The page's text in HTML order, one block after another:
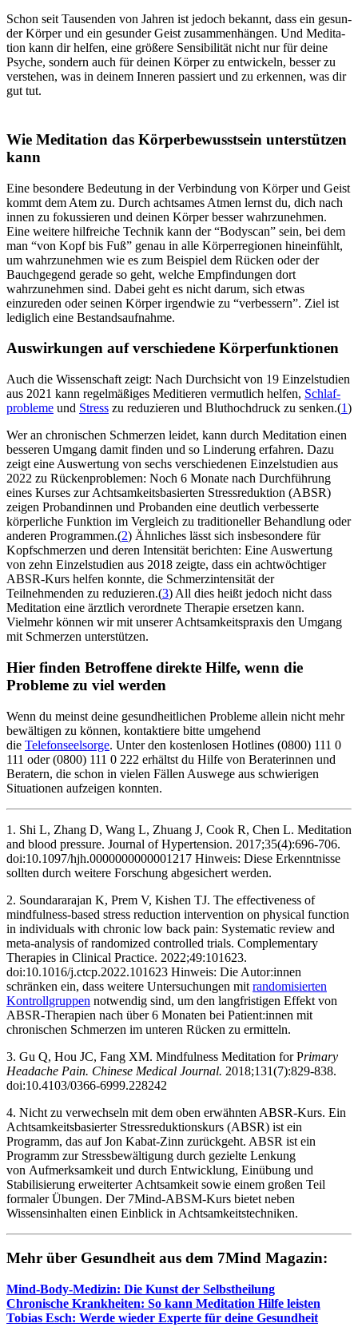
Schon seit Tau­sen­den von Jahren ist jedoch bekannt, dass ein gesun­
der Körper und ein gesun­der Geist zusam­men­hän­gen. Und Medi­ta­
tion kann dir helfen, eine grö­ßere Sen­si­bi­li­tät nicht nur für deine
Psyche, sondern auch für deinen Körper zu ent­wi­ckeln, besser zu
ver­ste­hen, was in deinem Inne­ren pas­siert und zu erken­nen, was dir
gut tut.
Wie Medi­ta­tion das Körperbewusstsein unterstützen
kann
Eine beson­dere Bedeu­tung in der Ver­bin­dung von Körper und Geist
kommt dem Atem zu. Durch acht­sa­mes Atmen lernst du, dich nach
innen zu fokus­sie­ren und deinen Körper besser wahrzunehmen.
Eine weitere hilfreiche Technik kann der “Bodyscan” sein, bei dem
man “von Kopf bis Fuß” genau in alle Körperregionen hineinfühlt,
um wahrzunehmen wie es zum Beispiel dem Rücken oder der
Bauchgegend gerade so geht, welche Empfindungen dort
wahrzunehmen sind. Dabei geht es nicht darum, sich etwas
einzureden oder seinen Körper irgendwie zu “verbessern”. Ziel ist
lediglich eine Bestandsaufnahme.
Auswirkungen auf verschiedene Körperfunktionen
Auch die Wissenschaft zeigt: Nach Durchsicht von 19 Einzelstudien
aus 2021 kann regelmäßiges Meditieren vermutlich helfen, Schlaf­
pro­ble­me und Stress zu reduzieren und Bluthochdruck zu senken.(1)
Wer an chronischen Schmerzen leidet, kann durch Meditation einen
besseren Umgang damit finden und so Linderung erfahren. Dazu
zeigt eine Auswertung von sechs verschiedenen Einzelstudien aus
2022 zu Rückenproblemen: Noch 6 Monate nach Durchführung
eines Kurses zur Achtsamkeitsbasierten Stressreduktion (ABSR)
zeigen Probandinnen und Probanden eine deutlich verbesserte
körperliche Funktion im Vergleich zu traditioneller Behandlung oder
anderen Programmen.(2) Ähnliches lässt sich insbesondere für
Kopfschmerzen und deren Intensität berichten: Eine Auswertung
von zehn Einzelstudien aus 2018 zeigte, dass ein achtwöchtiger
ABSR-Kurs helfen konnte, die Schmerzintensität der
Teilnehmenden zu reduzieren.(3) All dies heißt jedoch nicht dass
Meditation eine ärztlich verordnete Therapie ersetzen kann.
Vielmehr können wir mit unserer Achtsamkeitspraxis den Umgang
mit Schmerzen unterstützen.
Hier finden Betroffene direkte Hilfe, wenn die
Probleme zu viel werden
Wenn du meinst deine gesundheitlichen Probleme allein nicht mehr
bewältigen zu können, kontaktiere bitte umgehend
die Telefonseelsorge. Unter den kostenlosen Hotlines (0800) 111 0
111 oder (0800) 111 0 222 erhältst du Hilfe von Beraterinnen und
Beratern, die schon in vielen Fällen Auswege aus schwierigen
Situationen aufzeigen konnten.
1. Shi L, Zhang D, Wang L, Zhuang J, Cook R, Chen L. Meditation
and blood pressure. Journal of Hypertension. 2017;35(4):696-706.
doi:10.1097/hjh.0000000000001217 Hinweis: Diese Erkenntnisse
sollten durch weitere Forschung abgesichert werden.
2. Soundararajan K, Prem V, Kishen TJ. The effectiveness of
mindfulness-based stress reduction intervention on physical function
in individuals with chronic low back pain: Systematic review and
meta-analysis of randomized controlled trials. Complementary
Therapies in Clinical Practice. 2022;49:101623.
doi:10.1016/j.ctcp.2022.101623 ‌Hinweis: Die Autor:innen
schränken ein, dass weitere Untersuchungen mit randomisierten
Kontrollgruppen notwendig sind, um den langfristigen Effekt von
ABSR-Therapien nach über 6 Monaten bei Patient:innen mit
chronischen Schmerzen im unteren Rücken zu ermitteln.
3. Gu Q, Hou JC, Fang XM. Mindfulness Meditation for Primary
Headache Pain. Chinese Medical Journal. 2018;131(7):829-838.
doi:10.4103/0366-6999.228242
4. Nicht zu verwechseln mit dem oben erwähnten ABSR-Kurs. Ein
Achtsamkeitsbasierter Stressreduktionskurs (ABSR) ist ein
Programm, das auf Jon Kabat-Zinn zurückgeht. ABSR ist ein
Programm zur Stressbewältigung durch gezielte Lenkung
von Aufmerksamkeit und durch Entwicklung, Einübung und
Stabilisierung erweiterter Achtsamkeit sowie einem großen Teil
formaler Übungen. Der 7Mind-ABSM-Kurs bietet neben
Wissensinhalten einen Einblick in Achtsamkeitstechniken.
Mehr über Gesund­heit aus dem 7Mind Maga­zin:
Mind-Body-Medi­zin: Die Kunst der Selbst­hei­lung
Chro­ni­sche Krank­hei­ten: So kann Medi­ta­tion Hilfe leis­ten
Tobias Esch: Werde wieder Experte für deine Gesund­heit